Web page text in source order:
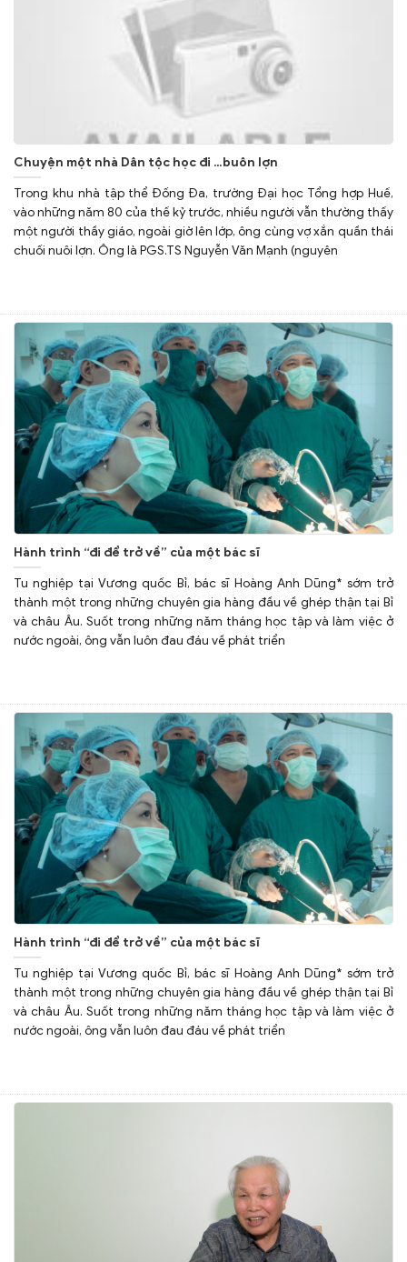
Chuyện một nhà Dân tộc học đi …buôn lợn
Trong khu nhà tập thể Đống Đa, trường Đại học Tổng hợp Huế,
vào những năm 80 của thế kỷ trước, nhiều người vẫn thường thấy
một người thầy giáo, ngoài giờ lên lớp, ông cùng vợ xắn quần thái
chuối nuôi lợn. Ông là PGS.TS Nguyễn Văn Mạnh (nguyên
Hành trình “đi để trở về” của một bác sĩ
Tu nghiệp tại Vương quốc Bỉ, bác sĩ Hoàng Anh Dũng* sớm trở
thành một trong những chuyên gia hàng đầu về ghép thận tại Bỉ
và châu Âu. Suốt trong những năm tháng học tập và làm việc ở
nước ngoài, ông vẫn luôn đau đáu về phát triển
Hành trình “đi để trở về” của một bác sĩ
Tu nghiệp tại Vương quốc Bỉ, bác sĩ Hoàng Anh Dũng* sớm trở
thành một trong những chuyên gia hàng đầu về ghép thận tại Bỉ
và châu Âu. Suốt trong những năm tháng học tập và làm việc ở
nước ngoài, ông vẫn luôn đau đáu về phát triển